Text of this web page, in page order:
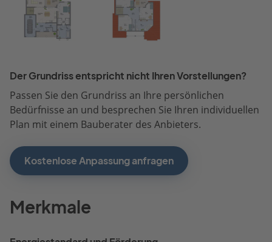
Der Grundriss entspricht nicht Ihren Vorstellungen?
Passen Sie den Grundriss an Ihre persönlichen
Bedürfnisse an und besprechen Sie Ihren individuellen
Plan mit einem Bauberater des Anbieters.
Kostenlose Anpassung anfragen
Merkmale